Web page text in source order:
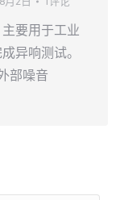
要用于工业
异响测试。
部噪音